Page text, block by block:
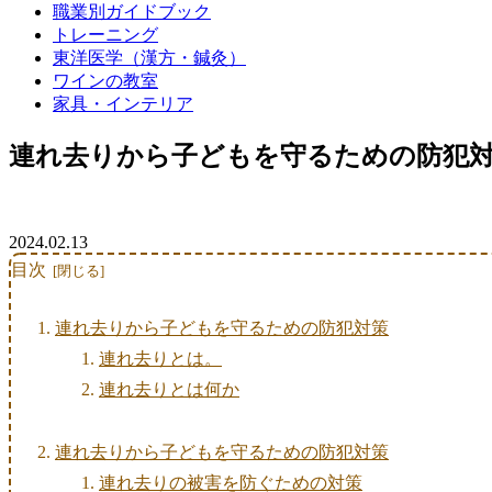
職業別ガイドブック
トレーニング
東洋医学（漢方・鍼灸）
ワインの教室
家具・インテリア
連れ去りから子どもを守るための防犯
2024.02.13
目次
連れ去りから子どもを守るための防犯対策
連れ去りとは。
連れ去りとは何か
連れ去りから子どもを守るための防犯対策
連れ去りの被害を防ぐための対策